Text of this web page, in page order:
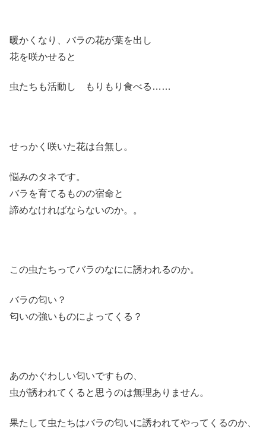
暖かくなり、バラの花が葉を出し
花を咲かせると
虫たちも活動し もりもり食べる……
せっかく咲いた花は台無し。
悩みのタネです。
バラを育てるものの宿命と
諦めなければならないのか。。
この虫たちってバラのなにに誘われるのか。
バラの匂い？
匂いの強いものによってくる？
あのかぐわしい匂いですもの、
虫が誘われてくると思うのは無理ありません。
果たして虫たちはバラの匂いに誘われてやってくるのか、